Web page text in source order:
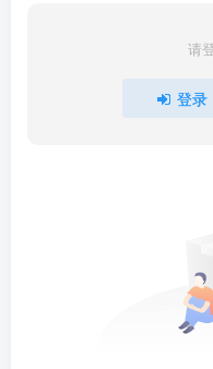
请
登录